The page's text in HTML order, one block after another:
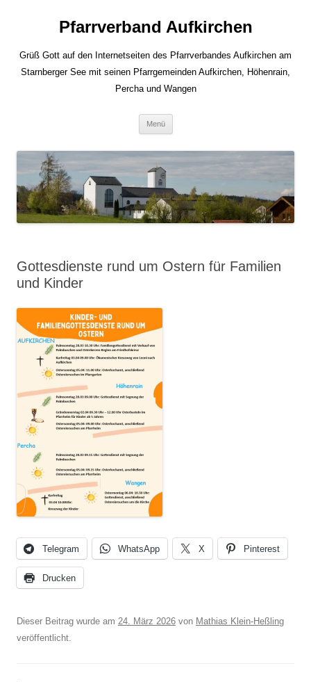
Pfarrverband Aufkirchen
Grüß Gott auf den Internetseiten des Pfarrverbandes Aufkirchen am
Starnberger See mit seinen Pfarrgemeinden Aufkirchen, Höhenrain,
Percha und Wangen
Menü
Gottesdienste rund um Ostern für Familien
und Kinder
Telegram WhatsApp X Pinterest
Drucken
Dieser Beitrag wurde am 24. März 2026 von Mathias Klein-Heßling
veröffentlicht.